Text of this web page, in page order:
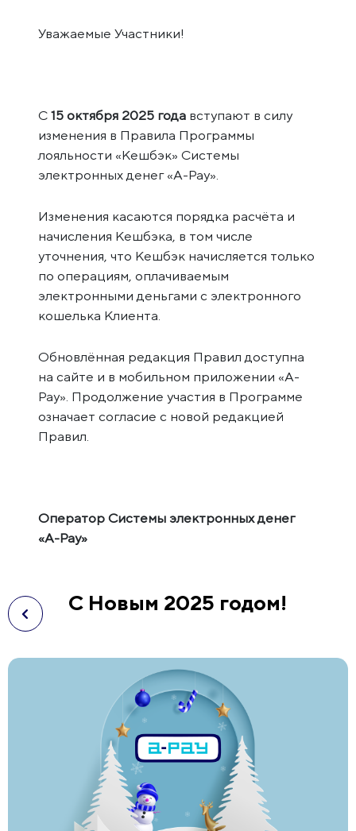
Уважаемые Участники!
С15 октября 2025 года вступают в силу
изменения в Правила Программы
лояльности «Кешбэк» Системы
электронных денег «A-Pay».
Изменения касаются порядка расчёта и
начисления Кешбэка, в том числе
уточнения, что Кешбэк начисляется только
по операциям, оплачиваемым
электронными деньгами с электронного
кошелька Клиента.
Обновлённая редакция Правил доступна
на сайте и в мобильном приложении «A-
Pay». Продолжение участия в Программе
означает согласие с новой редакцией
Правил.
Оператор Системы электронных денег
«A-Pay»
С Новым 2025 годом!